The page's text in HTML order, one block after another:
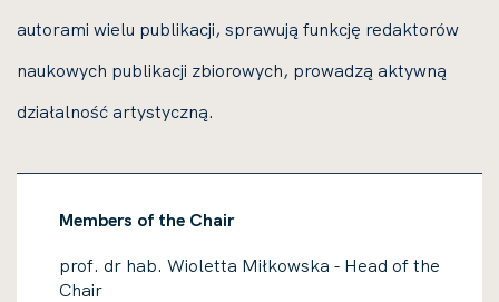
autorami wielu publikacji, sprawują funkcję redaktorów
naukowych publikacji zbiorowych, prowadzą aktywną
działalność artystyczną.
Members of the Chair
prof. dr hab. Wioletta Miłkowska - Head of the
Chair